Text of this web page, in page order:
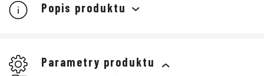
Popis produktu
předních kol a pády přes řídítka.
Parametry produktu